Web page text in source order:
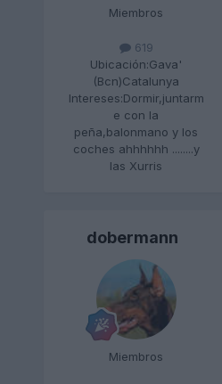
Miembros
619
Ubicación:Gava'
(Bcn)Catalunya
Intereses:Dormir,juntarm
e con la
peña,balonmano y los
coches ahhhhhh ........y
las Xurris
dobermann
Miembros